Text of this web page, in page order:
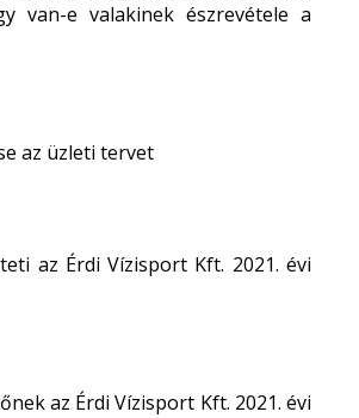
van-e valakinek észrevétele a
az üzleti tervet
az Érdi Vízisport Kft. 2021. évi
az Érdi Vízisport Kft. 2021. évi